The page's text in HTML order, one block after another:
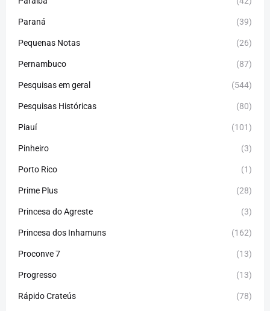
Paraná (39)
Pequenas Notas (26)
Pernambuco (87)
Pesquisas em geral (544)
Pesquisas Históricas (80)
Piauí (101)
Pinheiro (3)
Porto Rico (1)
Prime Plus (28)
Princesa do Agreste (3)
Princesa dos Inhamuns (162)
Proconve 7 (13)
Progresso (13)
Rápido Crateús (78)